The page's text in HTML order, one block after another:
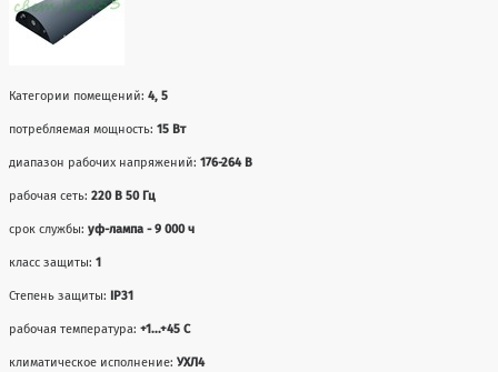
Категории помещений:4, 5
потребляемая мощность:15 Вт
диапазон рабочих напряжений:176-264 В
рабочая сеть:220 В 50 Гц
срок службы:уф-лампа - 9 000 ч
класс защиты:1
Степень защиты: IP31
рабочая температура:+1...+45 С
климатическое исполнение:УХЛ4